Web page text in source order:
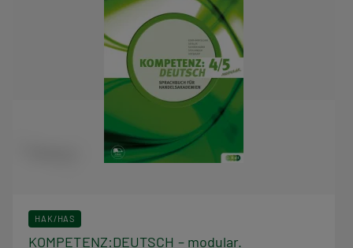
HAK/HAS
KOMPETENZ:DEUTSCH – modular.